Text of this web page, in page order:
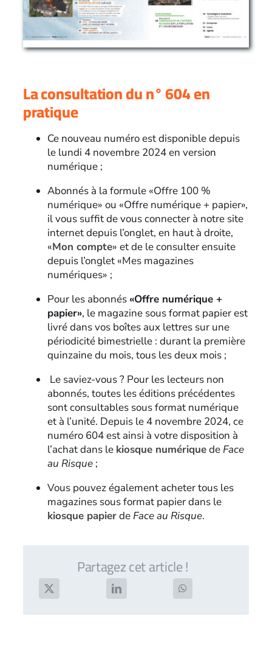
La consultation du n° 604 en
pratique
Ce nouveau numéro est disponible depuis
le lundi 4 novembre 2024 en version
numérique ;
Abonnés à la formule «Offre 100 %
numérique» ou «Offre numérique + papier»,
il vous suffit de vous connecter à notre site
internet depuis l’onglet, en haut à droite,
«Mon compte» et de le consulter ensuite
depuis l’onglet «Mes magazines
numériques» ;
Pour les abonnés «Offre numérique +
papier», le magazine sous format papier est
livré dans vos boîtes aux lettres sur une
périodicité bimestrielle : durant la première
quinzaine du mois, tous les deux mois ;
Le saviez-vous ? Pour les lecteurs non
abonnés, toutes les éditions précédentes
sont consultables sous format numérique
et à l’unité. Depuis le 4 novembre 2024, ce
numéro 604 est ainsi à votre disposition à
l’achat dans le kiosque numériquede Face
au Risque;
Vous pouvez également acheter tous les
magazines sous format papier dans le
kiosque papierde Face au Risque.
Partagez cet article !